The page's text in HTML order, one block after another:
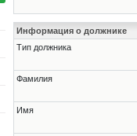
Информация о должнике
Тип должника
Фамилия
Имя